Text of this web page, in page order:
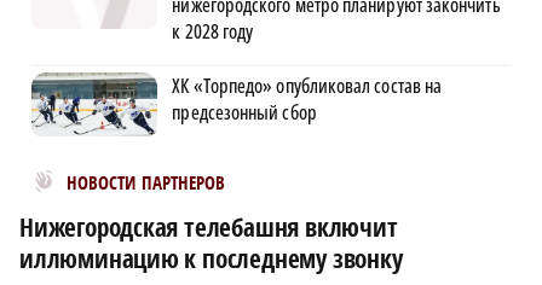
нижегородского метро планируют закончить
к 2028 году
ХК «Торпедо» опубликовал состав на
предсезонный сбор
НОВОСТИ ПАРТНЕРОВ
Новости МирТесен
Нижегородская телебашня включит
иллюминацию к последнему звонку